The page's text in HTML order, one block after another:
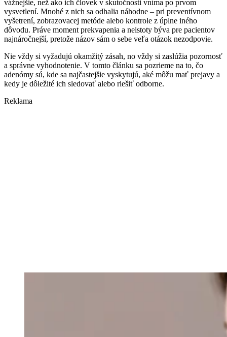
vážnejšie, než ako ich človek v skutočnosti vníma po prvom
vysvetlení. Mnohé z nich sa odhalia náhodne – pri preventívnom
vyšetrení, zobrazovacej metóde alebo kontrole z úplne iného
dôvodu. Práve moment prekvapenia a neistoty býva pre pacientov
najnáročnejší, pretože názov sám o sebe veľa otázok nezodpovie.
Nie vždy si vyžadujú okamžitý zásah, no vždy si zaslúžia pozornosť
a správne vyhodnotenie. V tomto článku sa pozrieme na to, čo
adenómy sú, kde sa najčastejšie vyskytujú, aké môžu mať prejavy a
kedy je dôležité ich sledovať alebo riešiť odborne.
Reklama